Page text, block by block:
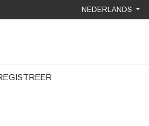
NEDERLANDS